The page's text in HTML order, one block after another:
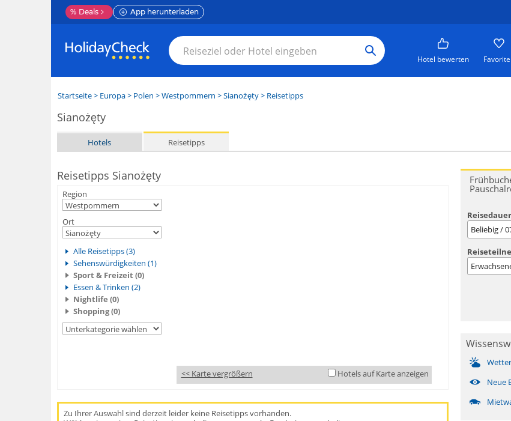
% Deals App herunterladen
Hotel bewerten
Startseite> Europa> Polen >Westpommern >Sianożęty> Reisetipps
Sianożęty
Hotels Reisetipps
Reisetipps Sianożęty
Region
Ort
Alle Reisetipps (3)
Sehenswürdigkeiten (1)
Sport & Freizeit (0)
Essen & Trinken (2)
Nightlife (0)
Shopping (0)
<< Karte vergrößern Hotels auf Karte anzeigen
Zu Ihrer Auswahl sind derzeit leider keine Reisetipps vorhanden.
Beliebig /
Neue